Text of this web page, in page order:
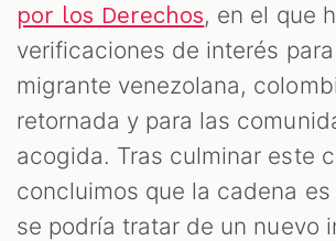
por los Derechos, en el que
verificaciones de interés
migrante venezolana,
retornada y para las
acogida. Tras culminar este
concluimos que la cadena
se podría tratar de un nuevo